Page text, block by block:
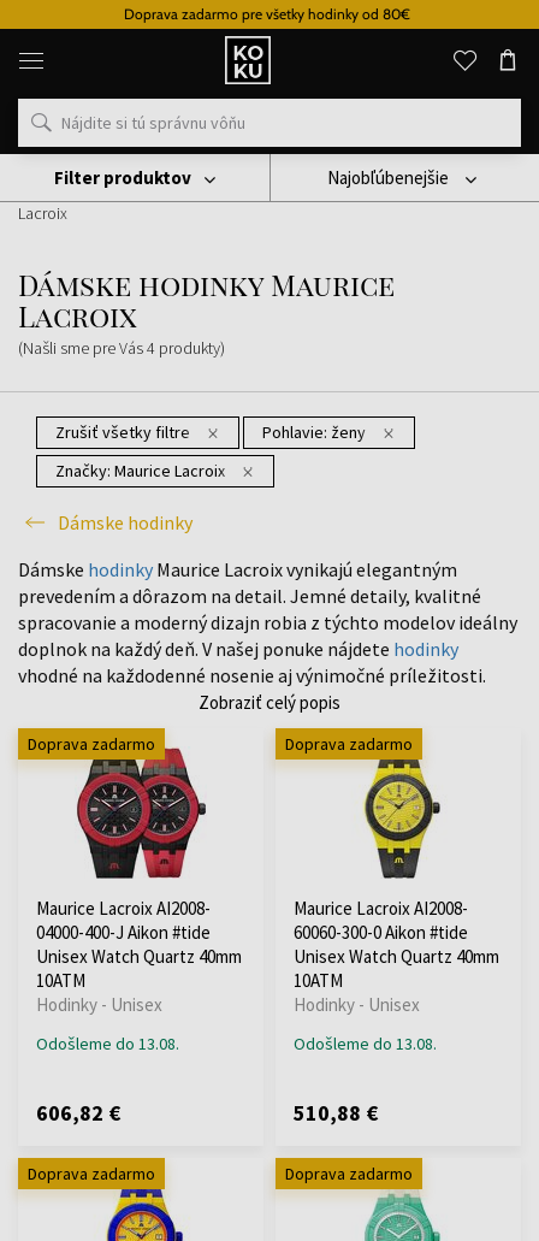
Doprava zadarmo pre všetky hodinky od 80€
Originálne
parfémy
hodinky
na
mieste
Hodinky
Dámske Hodinky
Dámske Hodinky Maurice
Lacroix
Dámske hodinky Maurice
Lacroix
(Našli sme pre Vás4 produkty)
Najobľúbenejšie
Zrušiť všetky filtre Pohlavie: ženy
Značky: Maurice Lacroix
Dámske hodinky
Filter produktov
Dámske hodinky Maurice Lacroix vynikajú elegantným
prevedením a dôrazom na detail. Jemné detaily, kvalitné
spracovanie a moderný dizajn robia z týchto modelov ideálny
doplnok na každý deň. V našej ponuke nájdete hodinky
vhodné na každodenné nosenie aj výnimočné príležitosti.
Zobraziť celý popis
Doprava zadarmo
Maurice Lacroix AI2008-
04000-400-J Aikon #tide
Unisex Watch Quartz 40mm
10ATM
Hodinky - Unisex
Odošleme do 13.08.
606,82 €
Doprava zadarmo
Maurice Lacroix AI2008-
60060-300-0 Aikon #tide
Unisex Watch Quartz 40mm
10ATM
Hodinky - Unisex
Odošleme do 13.08.
510,88 €
Doprava zadarmo Doprava zadarmo